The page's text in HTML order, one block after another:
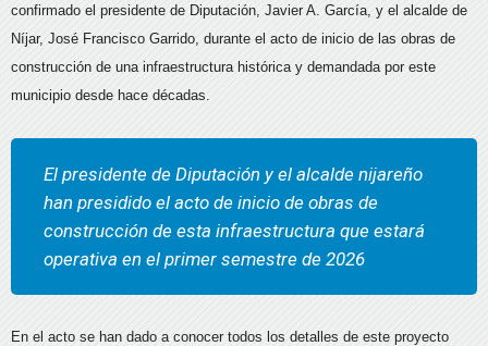
confirmado el presidente de Diputación, Javier A. García, y el alcalde de
Níjar, José Francisco Garrido, durante el acto de inicio de las obras de
construcción de una infraestructura histórica y demandada por este
municipio desde hace décadas.
El presidente de Diputación y el alcalde nijareño
han presidido el acto de inicio de obras de
construcción de esta infraestructura que estará
operativa en el primer semestre de 2026
En el acto se han dado a conocer todos los detalles de este proyecto